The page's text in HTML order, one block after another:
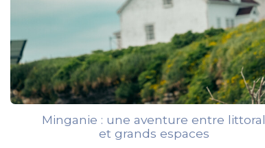
Minganie : une aventure entre littoral
et grands espaces